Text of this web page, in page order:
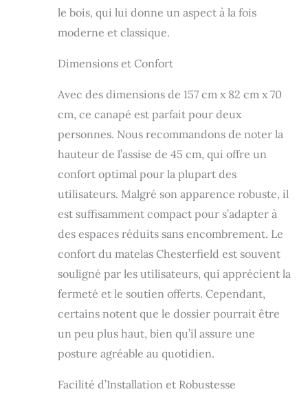
le bois, qui lui donne un aspect à la fois
moderne et classique.
Dimensions et Confort
Avec des dimensions de 157 cm x 82 cm x 70
cm, ce canapé est parfait pour deux
personnes. Nous recommandons de noter la
hauteur de l’assise de 45 cm, qui offre un
confort optimal pour la plupart des
utilisateurs. Malgré son apparence robuste, il
est suffisamment compact pour s’adapter à
des espaces réduits sans encombrement. Le
confort du matelas Chesterfield est souvent
souligné par les utilisateurs, qui apprécient la
fermeté et le soutien offerts. Cependant,
certains notent que le dossier pourrait être
un peu plus haut, bien qu’il assure une
posture agréable au quotidien.
Facilité d’Installation et Robustesse